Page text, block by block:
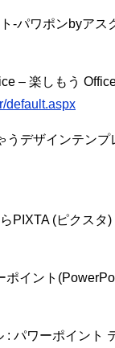
-パワポンbyアス
– 楽しもう
default.aspx
デザインテンプ
PIXTA (ピクスタ)
イント
パワーポイント